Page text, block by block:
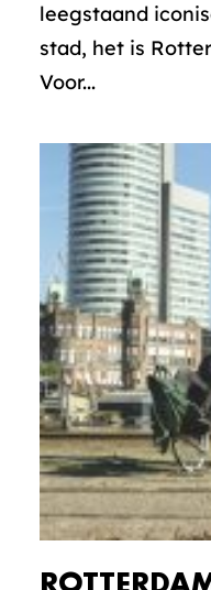
leegstaand
stad, het is
Voor...